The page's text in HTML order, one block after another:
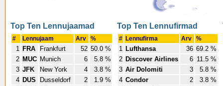
Top Ten Lennujaamad
# Lennujaam Arv %
1 FRA Frankfurt 52 50.0 %
2 MUC Munich 6
5.8 %
3 JFK New York 4
3.8 %
4 DUS Dusseldorf 2
1.9 %
Top Ten Lennufirmad
# Lennufirma Arv %
1 Lufthansa 36 69.2 %
2 Discover Airlines 6 11.5 %
3 Air Dolomiti 3
5.8 %
4 Condor 2
3.8 %